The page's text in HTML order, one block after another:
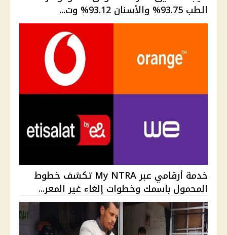
الطب 93.75% والأسنان 93.12% وت...
خدمة أرقامي عبر My NTRA تكشف خطوط
المحمول باسمك وخطوات إلغاء غير المعر...